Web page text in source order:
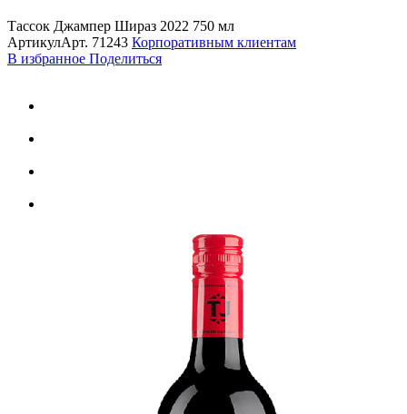
Тассок Джампер Шираз 2022 750 мл
АртикулАрт. 71243 Корпоративным клиентам
В избранное Поделиться